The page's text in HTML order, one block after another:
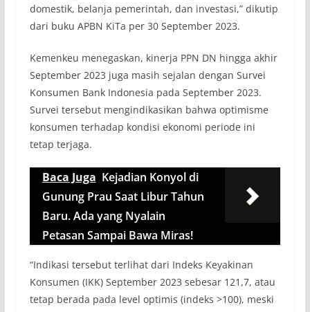
domestik, belanja pemerintah, dan investasi,” dikutip
dari buku APBN KiTa per 30 September 2023.
Kemenkeu menegaskan, kinerja PPN DN hingga akhir
September 2023 juga masih sejalan dengan Survei
Konsumen Bank Indonesia pada September 2023.
Survei tersebut mengindikasikan bahwa optimisme
konsumen terhadap kondisi ekonomi periode ini
tetap terjaga.
Baca Juga Kejadian Konyol di
Gunung Prau Saat Libur Tahun
Baru. Ada yang Nyalain
Petasan Sampai Bawa Miras!
“Indikasi tersebut terlihat dari Indeks Keyakinan
Konsumen (IKK) September 2023 sebesar 121,7, atau
tetap berada pada level optimis (indeks >100), meski